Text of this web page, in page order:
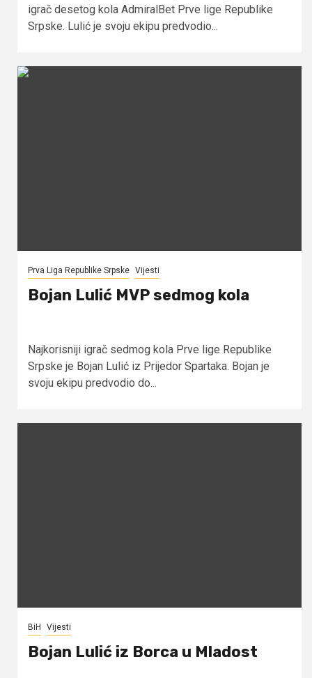
igrač desetog kola AdmiralBet Prve lige Republike
Srpske. Lulić je svoju ekipu predvodio...
Prva Liga Republike Srpske Vijesti
Bojan Lulić MVP sedmog kola
Najkorisniji igrač sedmog kola Prve lige Republike
Srpske je Bojan Lulić iz Prijedor Spartaka. Bojan je
svoju ekipu predvodio do...
BiH Vijesti
Bojan Lulić iz Borca u Mladost